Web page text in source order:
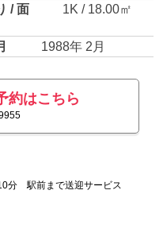
/ 面
1K / 18.00㎡
1988年 2月
約はこちら
分 駅前まで送迎サービス